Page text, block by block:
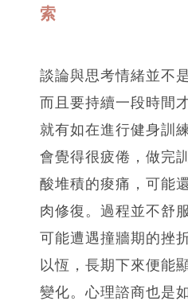
索
談論與思考情緒並不
而且要持續一段時間
就有如在進行健身訓
會覺得很疲倦，做完
酸堆積的痠痛，可能
肉修復。過程並不舒
可能遭遇撞牆期的挫
以恆，長期下來便能
變化。心理諮商也是